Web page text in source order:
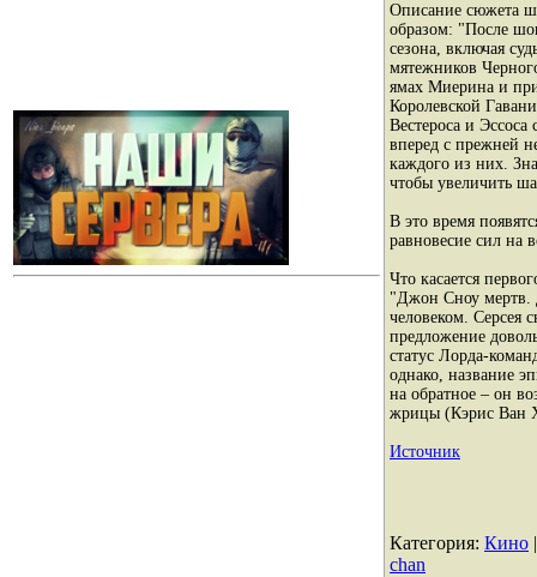
Описание сюжета
образом: "После
сезона, включая
мятежников
ямах Миерина и
Королевской
Вестероса и
вперед с прежней
каждого из них.
чтобы увеличить
В это время
равновесие сил на
Что касается
"Джон Сноу мертв.
человеком. Серсея
предложение
статус Лорда-
однако, название
на обратное – он
жрицы (Кэрис Ван
Источник
Категория: Кино
chan